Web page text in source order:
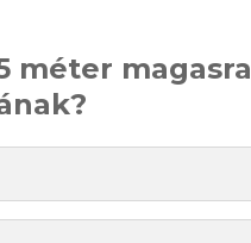
méter magasra